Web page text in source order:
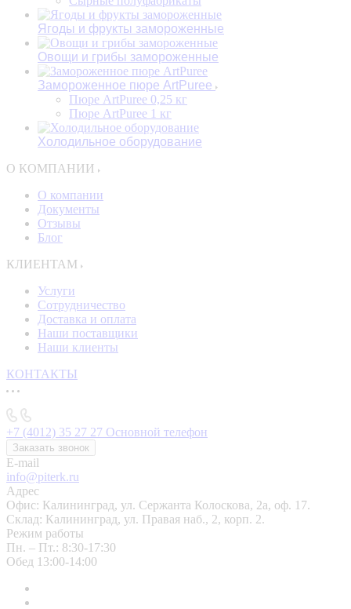
Ягоды и фрукты замороженные
Овощи и грибы замороженные
Замороженное пюре ArtPuree
Пюре ArtPuree 0,25 кг
Пюре ArtPuree 1 кг
Холодильное оборудование
О КОМПАНИИ
О компании
Документы
Отзывы
Блог
КЛИЕНТАМ
Услуги
Сотрудничество
Доставка и оплата
Наши поставщики
Наши клиенты
КОНТАКТЫ
+7 (4012) 35 27 27 Основной телефон
Заказать звонок
E-mail
info@piterk.ru
Адрес
Офис: Калининград, ул. Сержанта Колоскова, 2а, оф. 17.
Склад: Калининград, ул. Правая наб., 2, корп. 2.
Режим работы
Пн. – Пт.: 8:30-17:30
Обед 13:00-14:00